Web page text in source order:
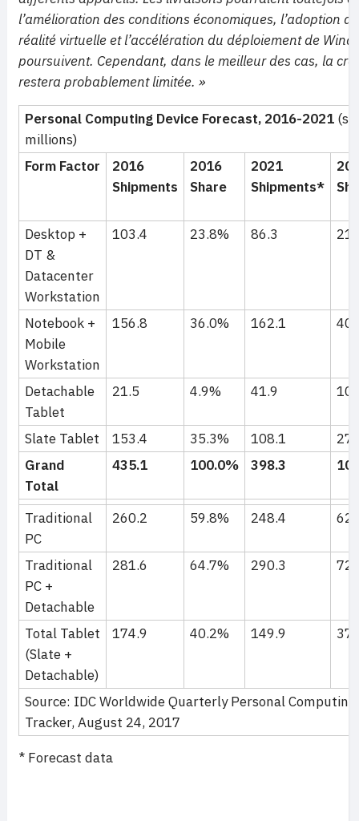
l’amélioration des conditions économiques, l’adoption
réalité virtuelle et l’accélération du déploiement de
poursuivent. Cependant, dans le meilleur des cas, la
restera probablement limitée. »
Personal Computing Device Forecast, 2016-2021
millions)
Form Factor
2016
Shipments
2016
Share
2021
Shipments*
Desktop +
DT &
Datacenter
Workstation
103.4 23.8% 86.3
Notebook +
Mobile
Workstation
156.8 36.0% 162.1
Detachable
Tablet
21.5 4.9% 41.9
Slate Tablet 153.4 35.3% 108.1
Grand
Total
435.1 100.0% 398.3
Traditional
PC
260.2 59.8% 248.4
Traditional
PC +
Detachable
281.6 64.7% 290.3
Total Tablet
(Slate +
Detachable)
174.9 40.2% 149.9
Source: IDC Worldwide Quarterly Personal Computing
Tracker, August 24, 2017
* Forecast data